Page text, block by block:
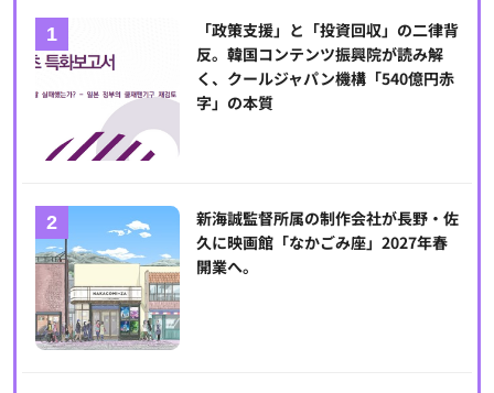
「政策支援」と「投資回収」の二律背
反。韓国コンテンツ振興院が読み解
く、クールジャパン機構「540億円赤
字」の本質
新海誠監督所属の制作会社が長野・佐
久に映画館「なかごみ座」2027年春
開業へ。